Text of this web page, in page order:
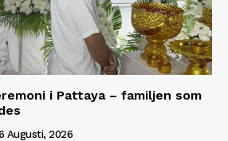
i Pattaya – familjen som
Augusti, 2026